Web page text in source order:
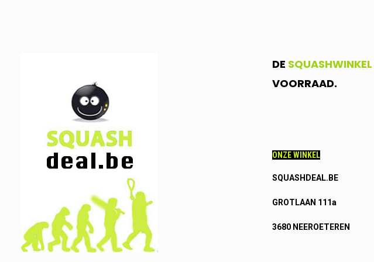
DE SQUASHWINKEL
VOORRAAD.
ONZE WINKEL
SQUASHDEAL.BE
GROTLAAN 111a
3680 NEEROETEREN